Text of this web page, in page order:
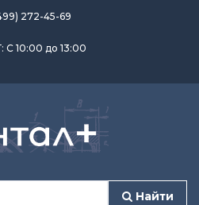
272-45-69
С 10:00 до 13:00
Найти